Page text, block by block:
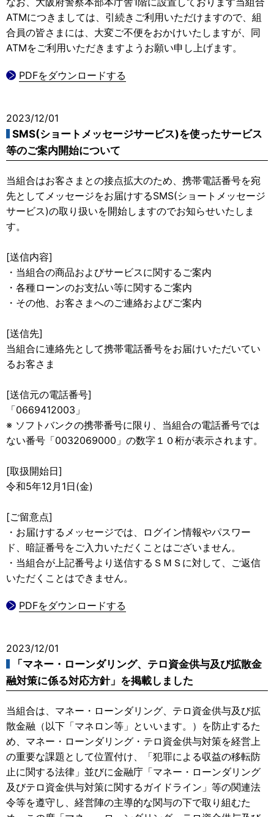
ATMにつきましては、引続きご利用いただけますので、組
合員の皆さまには、大変ご不便をおかけいたしますが、同
ATMをご利用いただきますようお願い申し上げます。
PDFをダウンロードする
2023/12/01
SMS(ショートメッセージサービス)を使ったサービス
等のご案内開始について
当組合はお客さまとの接点拡大のため、携帯電話番号を宛
先としてメッセージをお届けするSMS(ショートメッセージ
サービス)の取り扱いを開始しますのでお知らせいたしま
す。
[送信内容]
・当組合の商品およびサービスに関するご案内
・各種ローンのお支払い等に関するご案内
・その他、お客さまへのご連絡およびご案内
[送信先]
当組合に連絡先として携帯電話番号をお届けいただいてい
るお客さま
[送信元の電話番号]
「0669412003」
※ ソフトバンクの携帯番号に限り、当組合の電話番号では
ない番号「0032069000」の数字１０桁が表示されます。
[取扱開始日]
令和5年12月1日(金)
[ご留意点]
・お届けするメッセージでは、ログイン情報やパスワー
ド、暗証番号をご入力いただくことはございません。
・当組合が上記番号より送信するＳＭＳに対して、ご返信
いただくことはできません。
PDFをダウンロードする
2023/12/01
「マネー・ローンダリング、テロ資金供与及び拡散金
融対策に係る対応方針」を掲載しました
当組合は、マネー・ローンダリング、テロ資金供与及び拡
散金融（以下「マネロン等」といいます。）を防止するた
め、マネー・ローンダリング・テロ資金供与対策を経営上
の重要な課題として位置付け、「犯罪による収益の移転防
止に関する法律」並びに金融庁「マネー・ローンダリング
及びテロ資金供与対策に関するガイドライン」等の関連法
令等を遵守し、経営陣の主導的な関与の下で取り組むた